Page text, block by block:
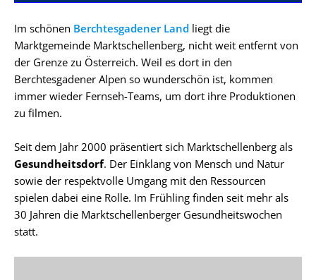
Im schönen Berchtesgadener Land liegt die
Marktgemeinde Marktschellenberg, nicht weit entfernt von
der Grenze zu Österreich. Weil es dort in den
Berchtesgadener Alpen so wunderschön ist, kommen
immer wieder Fernseh-Teams, um dort ihre Produktionen
zu filmen.
Seit dem Jahr 2000 präsentiert sich Marktschellenberg als
Gesundheitsdorf. Der Einklang von Mensch und Natur
sowie der respektvolle Umgang mit den Ressourcen
spielen dabei eine Rolle. Im Frühling finden seit mehr als
30 Jahren die Marktschellenberger Gesundheitswochen
statt.